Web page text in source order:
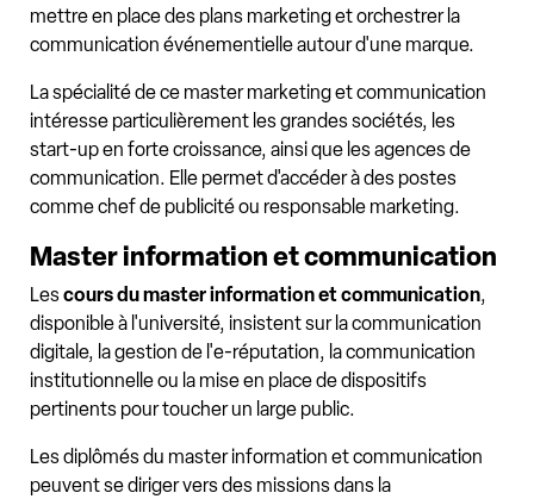
mettre en place des plans marketing et orchestrer la
communication événementielle autour d'une marque.
La spécialité de ce master marketing et communication
intéresse particulièrement les grandes sociétés, les
start-up en forte croissance, ainsi que les agences de
communication. Elle permet d'accéder à des postes
comme chef de publicité ou responsable marketing.
Master information et communication
Lescours du master information et communication,
disponible à l'université, insistent sur la communication
digitale, la gestion de l'e-réputation, la communication
institutionnelle ou la mise en place de dispositifs
pertinents pour toucher un large public.
Les diplômés du master information et communication
peuvent se diriger vers des missions dans la